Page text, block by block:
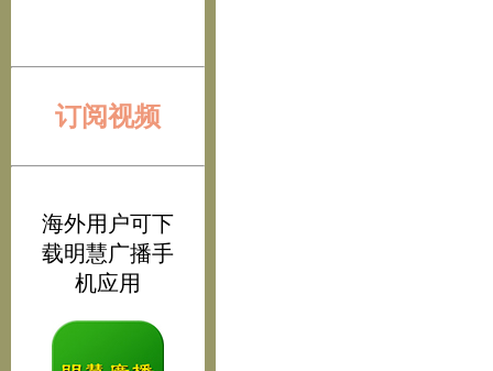
订阅视频
海外用户可下
载明慧广播手
机应用